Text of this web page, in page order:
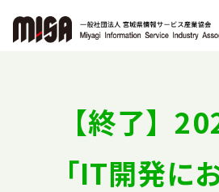
【終了】
「IT開発に